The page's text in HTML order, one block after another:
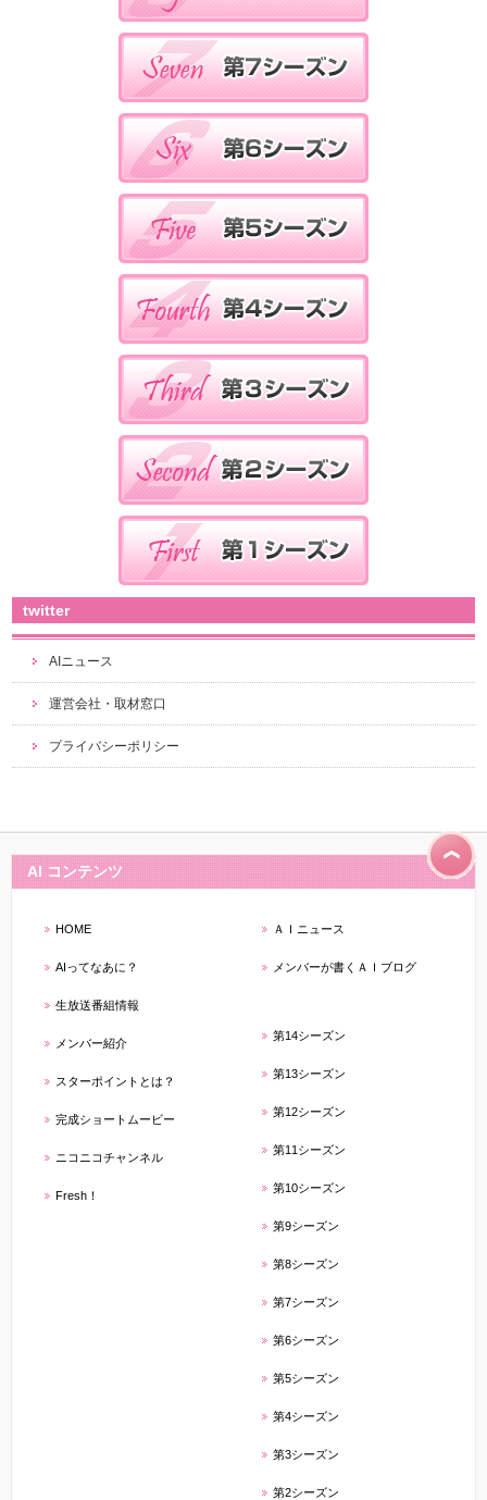
twitter
AIニュース
運営会社・取材窓口
プライバシーポリシー
AI コンテンツ
HOME
AIってなあに？
生放送番組情報
メンバー紹介
スターポイントとは？
完成ショートムービー
ニコニコチャンネル
Fresh！
ＡＩニュース
メンバーが書くＡＩブログ
第14シーズン
第13シーズン
第12シーズン
第11シーズン
第10シーズン
第9シーズン
第8シーズン
第7シーズン
第6シーズン
第5シーズン
第4シーズン
第3シーズン
第2シーズン